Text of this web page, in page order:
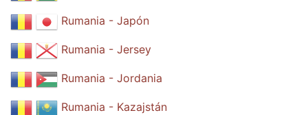
Rumania - Japón
Rumania - Jersey
Rumania - Jordania
Rumania - Kazajstán